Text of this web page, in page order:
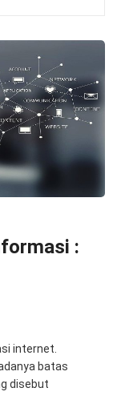
:
internet.
batas
disebut